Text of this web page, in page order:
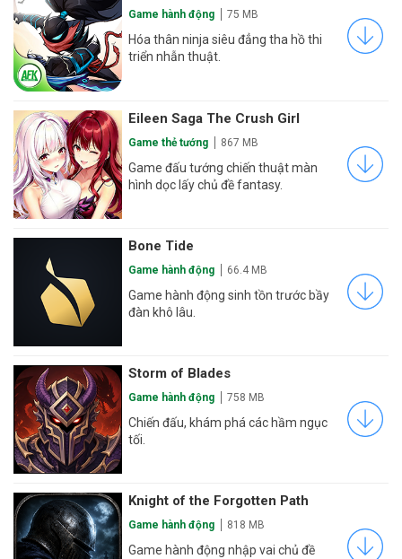
Game hành động 75 MB
Hóa thân ninja siêu đẳng tha hồ thi
triển nhẫn thuật.
Eileen Saga The Crush Girl
Game thẻ tướng 867 MB
Game đấu tướng chiến thuật màn
hình dọc lấy chủ đề fantasy.
Bone Tide
Game hành động 66.4 MB
Game hành động sinh tồn trước bầy
đàn khô lâu.
Storm of Blades
Game hành động 758 MB
Chiến đấu, khám phá các hầm ngục
tối.
Knight of the Forgotten Path
Game hành động 818 MB
Game hành động nhập vai chủ đề